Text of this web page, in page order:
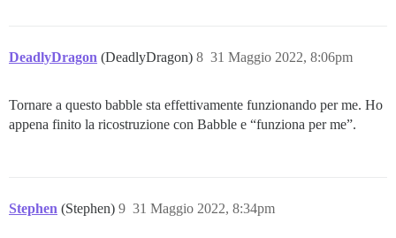
DeadlyDragon (DeadlyDragon) 31 Maggio 2022, 8:06pm
8
Tornare a questo babble sta effettivamente funzionando per me. Ho
appena finito la ricostruzione con Babble e “funziona per me”.
Stephen (Stephen) 31 Maggio 2022, 8:34pm
9